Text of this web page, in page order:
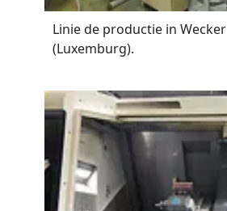
Linie de productie in Wecker
(Luxemburg).